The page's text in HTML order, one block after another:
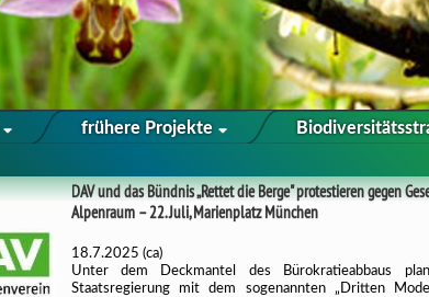
frühere Projekte
DAV und das Bündnis „Rettet die Berge" protestieren gegen
Alpenraum – 22. Juli, Marienplatz München
18.7.2025 (ca)
Unter dem Deckmantel des Bürokratieabbaus
Staatsregierung mit dem sogenannten „Dritten